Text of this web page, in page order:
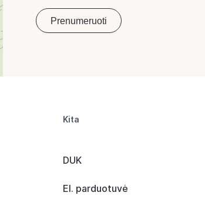
Kita
DUK
El. parduotuvė